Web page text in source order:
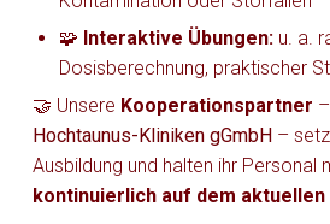
🧩 Interaktive Übungen: u. a.
Dosisberechnung, praktischer
🤝 Unsere Kooperationspartner
Hochtaunus-Kliniken gGmbH –
Ausbildung und halten ihr Personal
kontinuierlich auf dem aktuellen